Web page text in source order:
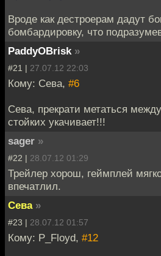
Вроде как дестроерам дадут
бомбардировку, что
PaddyOBrisk »
#21 | 27.07.12 22:03
Кому: Сева, #6
Сева, прекрати метаться
стойких укачивает!!!
sager »
#22 | 28.07.12 01:29
Трейлер хорош, геймплей
впечатлил.
Сева »
#23 | 28.07.12 01:57
Кому: P_Floyd, #12